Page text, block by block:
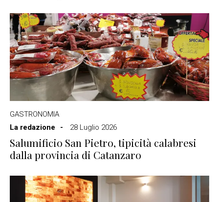
GASTRONOMIA
La redazione
28 Luglio 2026
Salumificio San Pietro, tipicità calabresi
dalla provincia di Catanzaro